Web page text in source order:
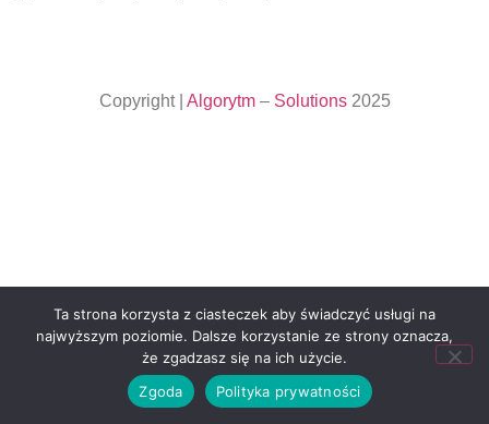
Copyright | Algorytm– Solutions2025
Ta strona korzysta z ciasteczek aby świadczyć usługi na
najwyższym poziomie. Dalsze korzystanie ze strony oznacza,
że zgadzasz się na ich użycie.
Zgoda
Polityka prywatności